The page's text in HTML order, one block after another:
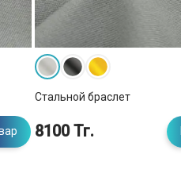
Стальной браслет
8100 Тг.